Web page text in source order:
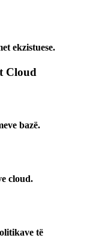
ekzistuese.
Cloud
bazë.
cloud.
të